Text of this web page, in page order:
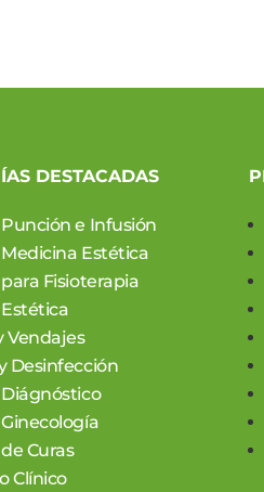
DESTACADAS
e Infusión
Estética
Fisioterapia
Vendajes
Desinfección
Curas
Clínico